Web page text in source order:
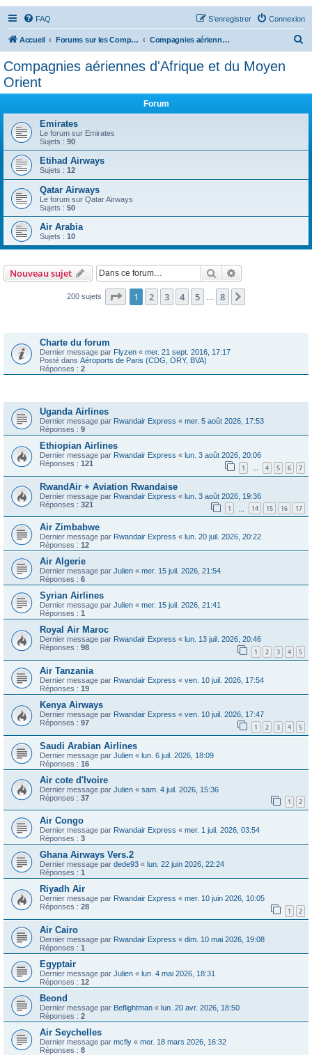
FAQ Connexion
S’enregistrer
Accueil Forums sur les Compagnies Aériennes Compagnies aériennes d'Afrique et du Moyen Orient
Compagnies aériennes d'Afrique et du Moyen
Orient
Forum
Emirates
Le forum sur Emirates
Sujets : 90
Etihad Airways
Sujets : 12
Qatar Airways
Le forum sur Qatar Airways
Sujets : 50
Air Arabia
Sujets : 10
Nouveau sujet Rechercher
200 sujets Page 1sur8
1 2 3 4 5 8
Charte du forum
Dernier message par Flyzen « mer. 21 sept. 2016, 17:17
Posté dans Aéroports de Paris (CDG, ORY, BVA)
Réponses : 2
Uganda Airlines
Dernier message par Rwandair Express « mer. 5 août 2026, 17:53
Réponses : 9
Ethiopian Airlines
Dernier message par Rwandair Express « lun. 3 août 2026, 20:06
Réponses : 121 1 … 4 5 6 7
RwandAir + Aviation Rwandaise
Dernier message par Rwandair Express « lun. 3 août 2026, 19:36
Réponses : 321 1 14 15 16 17
Air Zimbabwe
Dernier message par Rwandair Express « lun. 20 juil. 2026, 20:22
Réponses : 12
Air Algerie
Dernier message par Julien « mer. 15 juil. 2026, 21:54
Réponses : 6
Syrian Airlines
Dernier message par Julien « mer. 15 juil. 2026, 21:41
Réponses : 1
Royal Air Maroc
Dernier message par Rwandair Express « lun. 13 juil. 2026, 20:46
Réponses : 98 1 2 3 4 5
Air Tanzania
Dernier message par Rwandair Express « ven. 10 juil. 2026, 17:54
Réponses : 19
Kenya Airways
Dernier message par Rwandair Express « ven. 10 juil. 2026, 17:47
Réponses : 97 1 2 3 4 5
Saudi Arabian Airlines
Dernier message par Julien « lun. 6 juil. 2026, 18:09
Réponses : 16
Air cote d'Ivoire
Dernier message par Julien « sam. 4 juil. 2026, 15:36
Réponses : 37 1 2
Air Congo
Dernier message par Rwandair Express « mer. 1 juil. 2026, 03:54
Réponses : 3
Ghana Airways Vers.2
Dernier message par dede93 « lun. 22 juin 2026, 22:24
Réponses : 1
Riyadh Air
Dernier message par Rwandair Express « mer. 10 juin 2026, 10:05
Réponses : 28 1 2
Air Cairo
Dernier message par Rwandair Express « dim. 10 mai 2026, 19:08
Réponses : 1
Egyptair
Dernier message par Julien « lun. 4 mai 2026, 18:31
Réponses : 12
Beond
Dernier message par Beflightman « lun. 20 avr. 2026, 18:50
Réponses : 2
Air Seychelles
Dernier message par mcfly « mer. 18 mars 2026, 16:32
Réponses : 8